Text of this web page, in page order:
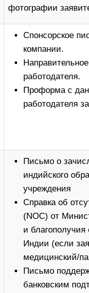
фотографии
Спонсорское
компании.
работодателя.
Проформа с
работодателя
Письмо о
индийского
учреждения
Справка об
(NOC) от
и
Индии (если
медицинский/
Письмо
банковским